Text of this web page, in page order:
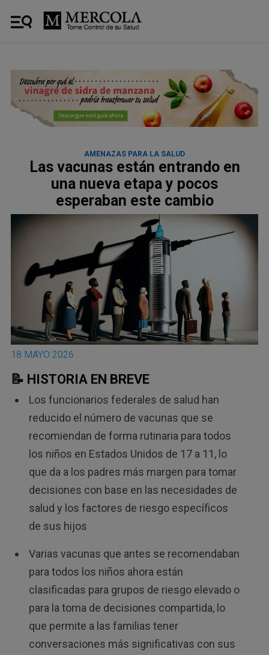
AMENAZAS PARA LA SALUD
Las vacunas están entrando en
una nueva etapa y pocos
esperaban este cambio
18 MAYO 2026
📝 HISTORIA EN BREVE
Los funcionarios federales de salud han
reducido el número de vacunas que se
recomiendan de forma rutinaria para todos
los niños en Estados Unidos de 17 a 11, lo
que da a los padres más margen para tomar
decisiones con base en las necesidades de
salud y los factores de riesgo específicos
de sus hijos
Varias vacunas que antes se recomendaban
para todos los niños ahora están
clasificadas para grupos de riesgo elevado o
para la toma de decisiones compartida, lo
que permite a las familias tener
conversaciones más significativas con sus